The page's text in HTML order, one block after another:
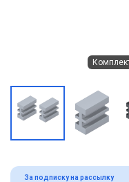
За подписку на рассылку